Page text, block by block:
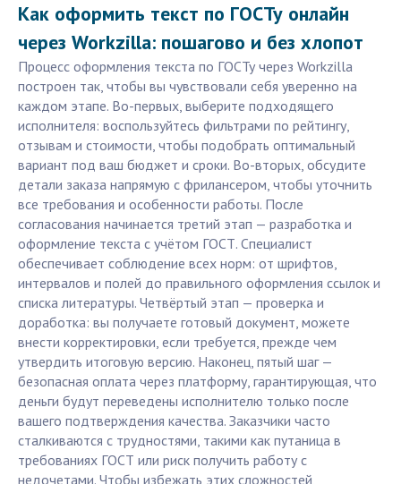
Как оформить текст по ГОСТу онлайн
через Workzilla: пошагово и без хлопот
Процесс оформления текста по ГОСТу через Workzilla
построен так, чтобы вы чувствовали себя уверенно на
каждом этапе. Во-первых, выберите подходящего
исполнителя: воспользуйтесь фильтрами по рейтингу,
отзывам и стоимости, чтобы подобрать оптимальный
вариант под ваш бюджет и сроки. Во-вторых, обсудите
детали заказа напрямую с фрилансером, чтобы уточнить
все требования и особенности работы. После
согласования начинается третий этап — разработка и
оформление текста с учётом ГОСТ. Специалист
обеспечивает соблюдение всех норм: от шрифтов,
интервалов и полей до правильного оформления ссылок и
списка литературы. Четвёртый этап — проверка и
доработка: вы получаете готовый документ, можете
внести корректировки, если требуется, прежде чем
утвердить итоговую версию. Наконец, пятый шаг —
безопасная оплата через платформу, гарантирующая, что
деньги будут переведены исполнителю только после
вашего подтверждения качества. Заказчики часто
сталкиваются с трудностями, такими как путаница в
требованиях ГОСТ или риск получить работу с
недочетами. Чтобы избежать этих сложностей,